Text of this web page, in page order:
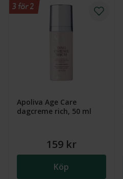
Apoliva Age Care
dagcreme rich, 50 ml
159 kr
Köp
3 för 2